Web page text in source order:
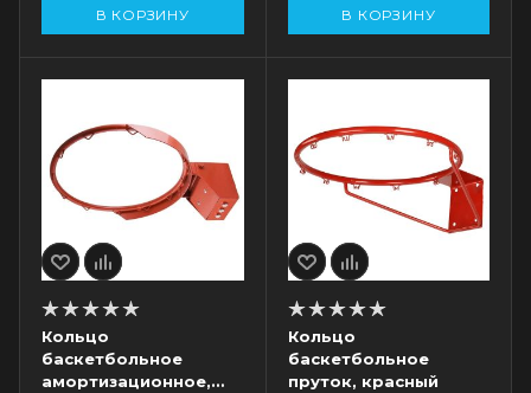
В КОРЗИНУ В КОРЗИНУ
Кольцо
баскетбольное
амортизационное,
Кольцо
баскетбольное
пруток, красный